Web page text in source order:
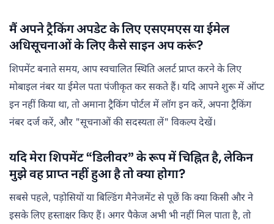
मैं अपने ट्रैकिंग अपडेट के लिए एसएमएस या ईमेल
अधिसूचनाओं के लिए कैसे साइन अप करूं?
शिपमेंट बनाते समय, आप स्वचालित स्थिति अलर्ट प्राप्त करने के लिए
मोबाइल नंबर या ईमेल पता पंजीकृत कर सकते हैं। यदि आपने शुरू में ऑप्ट
इन नहीं किया था, तो अमाना ट्रैकिंग पोर्टल में लॉग इन करें, अपना ट्रैकिंग
नंबर दर्ज करें, और "सूचनाओं की सदस्यता लें" विकल्प देखें।
यदि मेरा शिपमेंट “डिलीवर” के रूप में चिह्नित है, लेकिन
मुझे वह प्राप्त नहीं हुआ है तो क्या होगा?
सबसे पहले, पड़ोसियों या बिल्डिंग मैनेजमेंट से पूछें कि क्या किसी और ने
इसके लिए हस्ताक्षर किए हैं। अगर पैकेज अभी भी नहीं मिल पाता है, तो